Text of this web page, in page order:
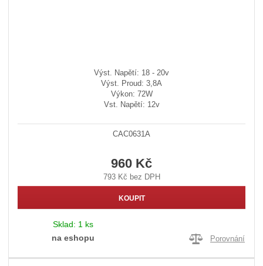
Výst. Napětí: 18 - 20v
Výst. Proud: 3,8A
Výkon: 72W
Vst. Napětí: 12v
CAC0631A
960 Kč
793 Kč bez DPH
KOUPIT
Sklad: 1 ks
na eshopu
Porovnání